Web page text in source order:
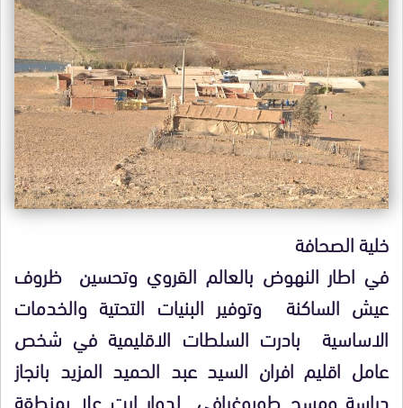
خلية الصحافة
في اطار النهوض بالعالم القروي وتحسين ظروف
عيش الساكنة وتوفير البنيات التحتية والخدمات
الاساسية بادرت السلطات الاقليمية في شخص
عامل اقليم افران السيد عبد الحميد المزيد بانجاز